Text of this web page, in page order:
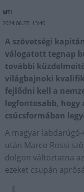
MTI
2024.06.27. 13:40
A szövetségi
válogatott tegnap
további
világbajnoki
fejlődni kell a
legfontosabb,
csúcsformában
A magyar
után Marco Rossi
dolgon változtatna
ezeket csupán